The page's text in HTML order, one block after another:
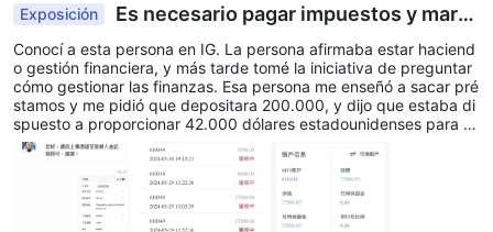
Exposición
Es necesario pagar impuestos y marg
en. Más tarde, el servicio al cliente me informó q
ue no podía retirar fondos.
Conocí a esta persona en IG. La persona afirmaba estar haciend
o gestión financiera, y más tarde tomé la iniciativa de preguntar
cómo gestionar las finanzas. Esa persona me enseñó a sacar pré
stamos y me pidió que depositara 200.000, y dijo que estaba di
spuesto a proporcionar 42.000 dólares estadounidenses para a
yudarme a depositar. Luego, la operación no tuvo problemas, ha
sta que quise retirar fondos, me dijeron que tenía que pagar 6.0
00 en impuestos y tasas, y 25.000 eran los 17.000 de margen q
ue la persona había ayudado a pagar antes. Finalmente, fui sosp
echoso de lavado de dinero y me pidieron que pagara un marge